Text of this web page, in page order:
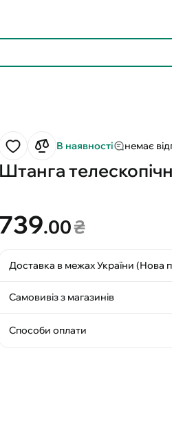
В наявності немає
Штанга
739.00₴
Доставка в межах України (Нова
Самовивіз з магазинів
Способи оплати